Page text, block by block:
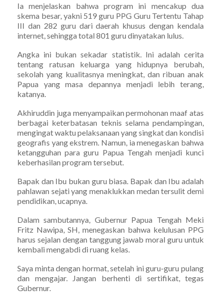
Ia menjelaskan bahwa program ini mencakup dua
skema besar, yakni 519 guru PPG Guru Tertentu Tahap
III dan 282 guru dari daerah khusus dengan kendala
internet, sehingga total 801 guru dinyatakan lulus.
Angka ini bukan sekadar statistik. Ini adalah cerita
tentang ratusan keluarga yang hidupnya berubah,
sekolah yang kualitasnya meningkat, dan ribuan anak
Papua yang masa depannya menjadi lebih terang,
katanya.
Akhiruddin juga menyampaikan permohonan maaf atas
berbagai keterbatasan teknis selama pendampingan,
mengingat waktu pelaksanaan yang singkat dan kondisi
geografis yang ekstrem. Namun, ia menegaskan bahwa
ketangguhan para guru Papua Tengah menjadi kunci
keberhasilan program tersebut.
Bapak dan Ibu bukan guru biasa. Bapak dan Ibu adalah
pahlawan sejati yang menaklukkan medan tersulit demi
pendidikan, ucapnya.
Dalam sambutannya, Gubernur Papua Tengah Meki
Fritz Nawipa, SH, menegaskan bahwa kelulusan PPG
harus sejalan dengan tanggung jawab moral guru untuk
kembali mengabdi di ruang kelas.
Saya minta dengan hormat, setelah ini guru-guru pulang
dan mengajar. Jangan berhenti di sertifikat, tegas
Gubernur.